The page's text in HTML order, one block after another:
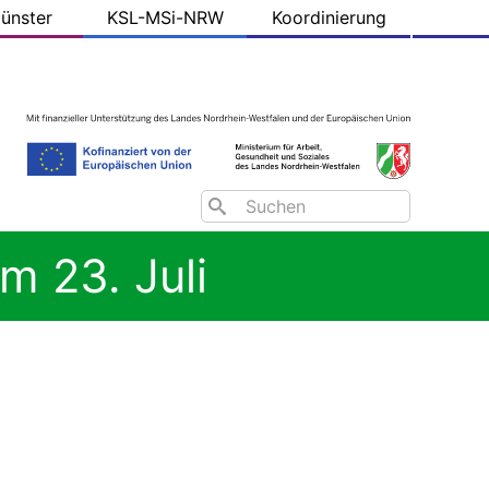
KSL-MSi-NRW Koordinierung
Search
23. Juli